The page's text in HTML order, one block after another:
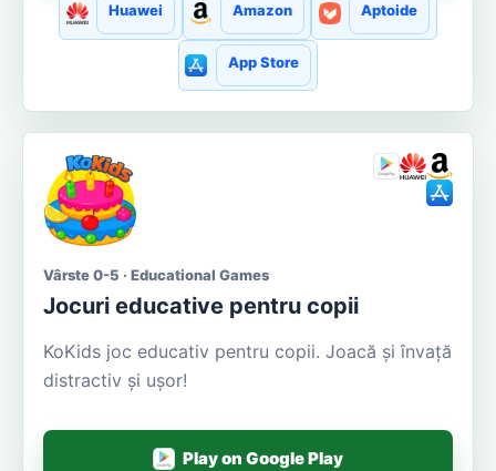
Huawei Amazon Aptoide
App Store
Vârste 0-5 · Educational Games
Jocuri educative pentru copii
KoKids joc educativ pentru copii. Joacă și învață
distractiv și ușor!
Play on Google Play